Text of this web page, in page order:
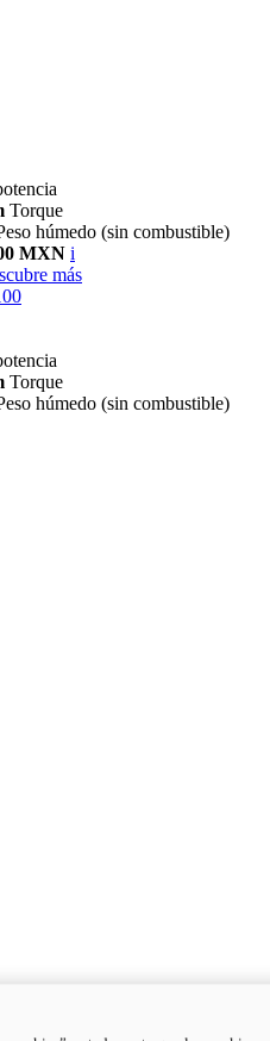
Torque
húmedo (sin combustible)
MXN i
más
Torque
húmedo (sin combustible)